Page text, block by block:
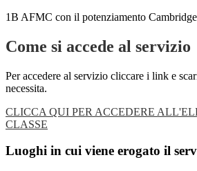
1B AFMC con il potenziamento Cambridge
Come si accede al servizio
Per accedere al servizio cliccare i link e
necessita.
CLICCA QUI PER ACCEDERE
CLASSE
Luoghi in cui viene erogato il